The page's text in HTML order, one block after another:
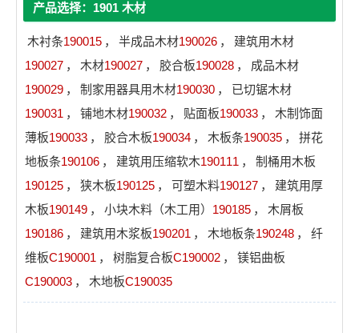
产品选择：1901 木材
木衬条190015 ， 半成品木材190026 ，
建筑用木材
190027 ， 木材190027 ， 胶合板190028 ，
成品木材
190029 ， 制家用器具用木材190030 ，
已切锯木材
190031 ， 铺地木材190032 ， 贴面板190033 ，
木制饰面
薄板190033 ， 胶合木板190034 ， 木板条190035 ，
拼花
地板条190106 ， 建筑用压缩软木190111 ，
制桶用木板
190125 ， 狭木板190125 ， 可塑木料190127 ，
建筑用厚
木板190149 ， 小块木料（木工用） 190185 ，
木屑板
190186 ， 建筑用木浆板190201 ， 木地板条190248 ，
纤
维板C190001 ， 树脂复合板C190002 ，
镁铝曲板
C190003 ， 木地板C190035